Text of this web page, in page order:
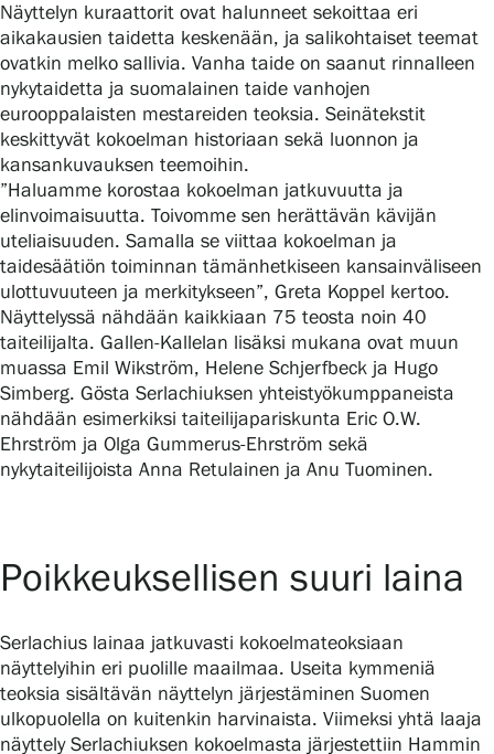
Näyttelyn kuraattorit ovat halunneet sekoittaa eri
aikakausien taidetta keskenään, ja salikohtaiset teemat
ovatkin melko sallivia. Vanha taide on saanut rinnalleen
nykytaidetta ja suomalainen taide vanhojen
eurooppalaisten mestareiden teoksia. Seinätekstit
keskittyvät kokoelman historiaan sekä luonnon ja
kansankuvauksen teemoihin.
”Haluamme korostaa kokoelman jatkuvuutta ja
elinvoimaisuutta. Toivomme sen herättävän kävijän
uteliaisuuden. Samalla se viittaa kokoelman ja
taidesäätiön toiminnan tämänhetkiseen kansainväliseen
ulottuvuuteen ja merkitykseen”, Greta Koppel kertoo.
Näyttelyssä nähdään kaikkiaan 75 teosta noin 40
taiteilijalta. Gallen-Kallelan lisäksi mukana ovat muun
muassa Emil Wikström, Helene Schjerfbeck ja Hugo
Simberg. Gösta Serlachiuksen yhteistyökumppaneista
nähdään esimerkiksi taiteilijapariskunta Eric O.W.
Ehrström ja Olga Gummerus-Ehrström sekä
nykytaiteilijoista Anna Retulainen ja Anu Tuominen.
Poikkeuksellisen suuri laina
Serlachius lainaa jatkuvasti kokoelmateoksiaan
näyttelyihin eri puolille maailmaa. Useita kymmeniä
teoksia sisältävän näyttelyn järjestäminen Suomen
ulkopuolella on kuitenkin harvinaista. Viimeksi yhtä laaja
näyttely Serlachiuksen kokoelmasta järjestettiin Hammin